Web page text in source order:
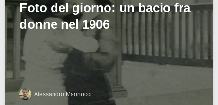
Foto del giorno: un bacio fra
donne nel 1906
Alessandro Marinucci